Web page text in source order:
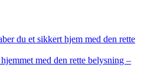
du et sikkert hjem med den rette
med den rette belysning –